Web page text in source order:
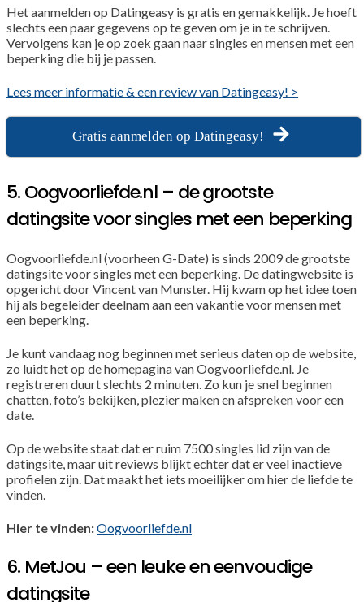
Het aanmelden op Datingeasy is gratis en gemakkelijk. Je hoeft
slechts een paar gegevens op te geven om je in te schrijven.
Vervolgens kan je op zoek gaan naar singles en mensen met een
beperking die bij je passen.
Lees meer informatie & een review van Datingeasy! >
Gratis aanmelden op Datingeasy!
5. Oogvoorliefde.nl – de grootste
datingsite voor singles met een beperking
Oogvoorliefde.nl (voorheen G-Date) is sinds 2009 de grootste
datingsite voor singles met een beperking. De datingwebsite is
opgericht door Vincent van Munster. Hij kwam op het idee toen
hij als begeleider deelnam aan een vakantie voor mensen met
een beperking.
Je kunt vandaag nog beginnen met serieus daten op de website,
zo luidt het op de homepagina van Oogvoorliefde.nl. Je
registreren duurt slechts 2 minuten. Zo kun je snel beginnen
chatten, foto’s bekijken, plezier maken en afspreken voor een
date.
Op de website staat dat er ruim 7500 singles lid zijn van de
datingsite, maar uit reviews blijkt echter dat er veel inactieve
profielen zijn. Dat maakt het iets moeilijker om hier de liefde te
vinden.
Hier te vinden:Oogvoorliefde.nl
6. MetJou – een leuke en eenvoudige
datingsite